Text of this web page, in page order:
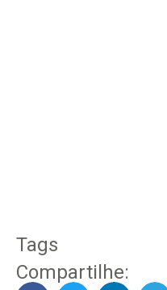
Tags
Compartilhe: